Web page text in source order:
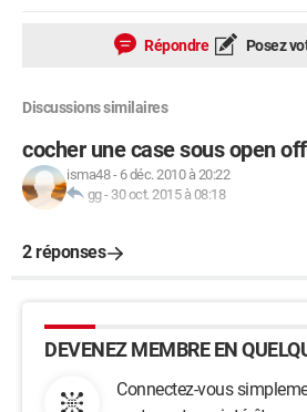
Répondre Posez
Discussions similaires
cocher une case sous open
isma48- 6 déc. 2010 à 20:22
gg- 30 oct. 2015 à 08:18
2 réponses
DEVENEZ MEMBRE EN
Connectez-vous